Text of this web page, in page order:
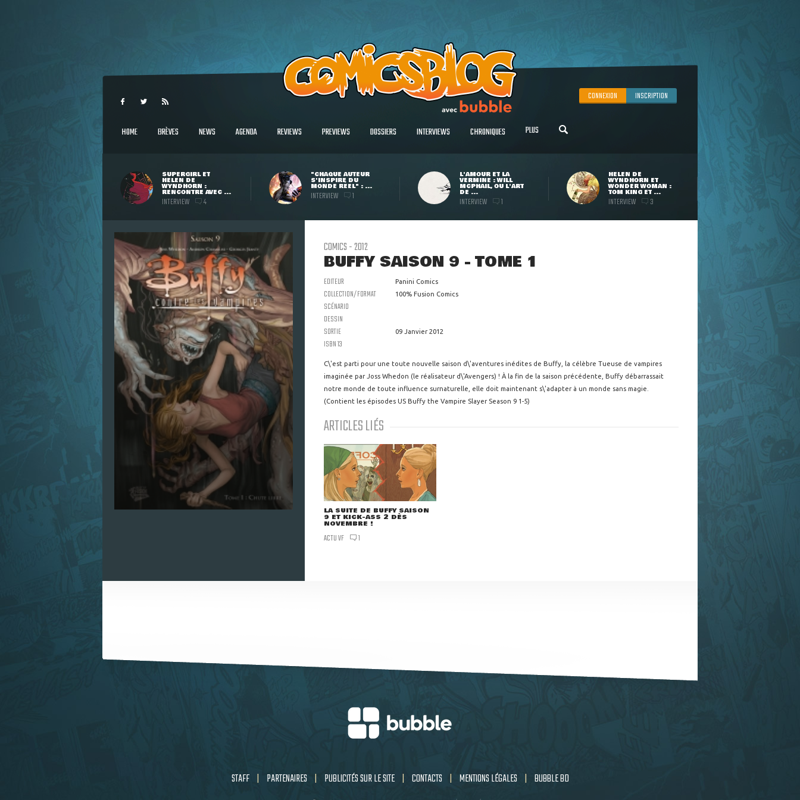
CONNEXION INSCRIPTION
HOME BRÈVES NEWS AGENDA REVIEWS PREVIEWS DOSSIERS INTERVIEWS CHRONIQUES PLUS
SUPERGIRL ET
HELEN DE
WYNDHORN :
RENCONTRE AVEC ...
INTERVIEW 4
"CHAQUE AUTEUR
S'INSPIRE DU
MONDE RÉEL" : ...
INTERVIEW 1
L'AMOUR ET LA
VERMINE : WILL
MCPHAIL, OU L'ART
DE ...
INTERVIEW 1
HELEN DE
WYNDHORN ET
WONDER WOMAN :
TOM KING ET ...
INTERVIEW 3
COMICS - 2012
BUFFY SAISON 9 - TOME 1
EDITEUR Panini Comics
COLLECTION/FORMAT 100% Fusion Comics
SCÉNARIO
DESSIN
SORTIE
09 Janvier 2012
ISBN 13
C\'est parti pour une toute nouvelle saison d\'aventures inédites de Buffy, la célèbre Tueuse de vampires
imaginée par Joss Whedon (le réalisateur d\'Avengers) ! À la fin de la saison précédente, Buffy débarrassait
notre monde de toute influence surnaturelle, elle doit maintenant s\'adapter à un monde sans magie.
(Contient les épisodes US Buffy the Vampire Slayer Season 9 1-5)
ARTICLES LIÉS
LA SUITE DE BUFFY SAISON
9 ET KICK-ASS 2 DÈS
NOVEMBRE !
ACTU VF 1
STAFF | PARTENAIRES | PUBLICITÉS SUR LE SITE | CONTACTS | MENTIONS LÉGALES | BUBBLE BD